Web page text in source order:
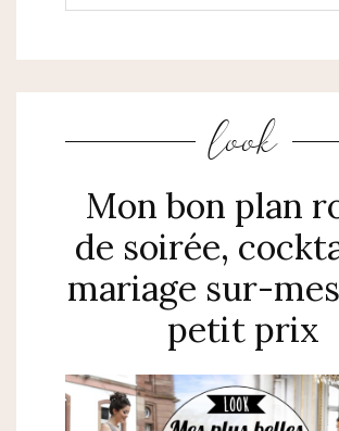
look
Mon bon plan
de soirée,
mariage sur-
petit prix